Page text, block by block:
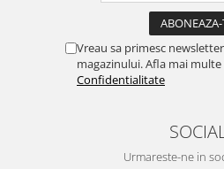
Vreau sa primesc
magazinului. Afla mai multe
Confidentialitate
SOCIAL
Urmareste-ne in